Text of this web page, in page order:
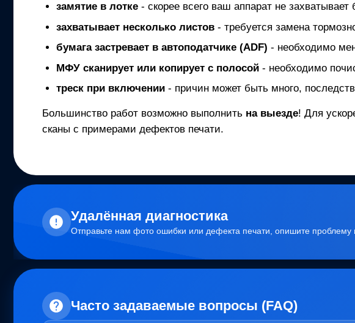
замятие в лотке- скорее всего ваш аппарат не захватывает
захватывает несколько листов- требуется замена
бумага застревает в автоподатчике (ADF) - необходимо
МФУсканирует или копирует с полосой- необходимо
треск при включении- причин может быть много,
Большинство работ возможно выполнить на выезде! Для
сканы с примерами дефектов печати.
Удалённая диагностика
Отправьте нам фото ошибки или дефекта печати, опишите
Часто задаваемые вопросы (FAQ)